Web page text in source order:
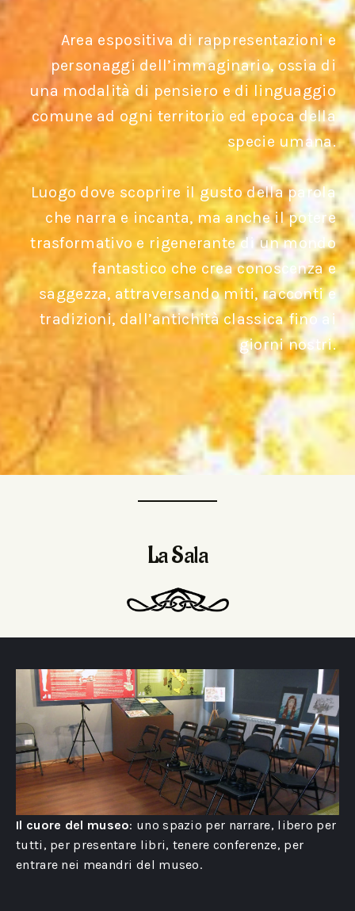
Area espositiva di rappresentazioni e
personaggi dell’immaginario, ossia di
una modalità di pensiero e di linguaggio
comune ad ogni territorio ed epoca della
specie umana.
Luogo dove scoprire il gusto della parola
che narra e incanta, ma anche il potere
trasformativo e rigenerante di un mondo
fantastico che crea conoscenza e
saggezza, attraversando miti, racconti e
tradizioni, dall’antichità classica fino ai
giorni nostri.
La Sala
Il cuore del museo: uno spazio per narrare, libero per
tutti, per presentare libri, tenere conferenze, per
entrare nei meandri del museo.